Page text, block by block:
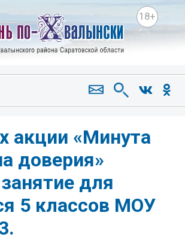
18+
акции «Минута
доверия»
для
5 классов МОУ